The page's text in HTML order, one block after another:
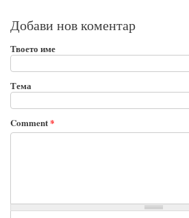
Добави нов коментар
Твоето име
Тема
Comment*